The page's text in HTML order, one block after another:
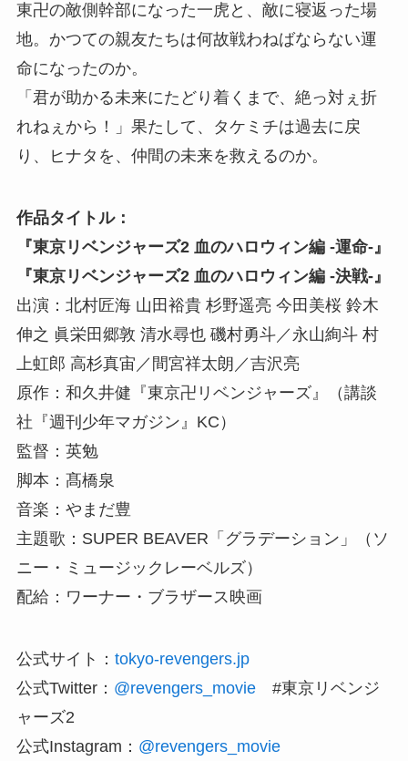
東卍の敵側幹部になった一虎と、敵に寝返った場
地。かつての親友たちは何故戦わねばならない運
命になったのか。
「君が助かる未来にたどり着くまで、絶っ対ぇ折
れねぇから！」果たして、タケミチは過去に戻
り、ヒナタを、仲間の未来を救えるのか。
作品タイトル：
『東京リベンジャーズ2 血のハロウィン編 -運命-』
『東京リベンジャーズ2 血のハロウィン編 -決戦-』
出演：北村匠海 山田裕貴 杉野遥亮 今田美桜 鈴木
伸之 眞栄田郷敦 清水尋也 磯村勇斗／永山絢斗 村
上虹郎 高杉真宙／間宮祥太朗／吉沢亮
原作：和久井健『東京卍リベンジャーズ』（講談
社『週刊少年マガジン』KC）
監督：英勉
脚本：髙橋泉
音楽：やまだ豊
主題歌：SUPER BEAVER「グラデーション」（ソ
ニー・ミュージックレーベルズ）
配給：ワーナー・ブラザース映画
公式サイト： tokyo-revengers.jp
公式Twitter： @revengers_movie#東京リベンジ
ャーズ2
公式Instagram： @revengers_movie